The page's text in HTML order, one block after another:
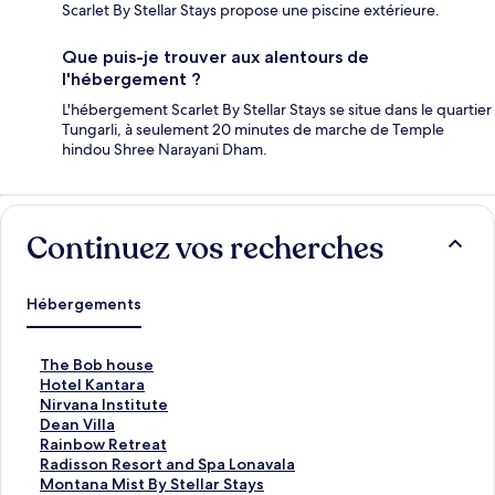
Scarlet By Stellar Stays propose une piscine extérieure.
Que puis-je trouver aux alentours de
l'hébergement ?
L'hébergement Scarlet By Stellar Stays se situe dans le quartier
Tungarli, à seulement 20 minutes de marche de Temple
hindou Shree Narayani Dham.
Continuez vos recherches
Hébergements
The Bob house
L
i
e
n
o
u
v
Hotel Kantara
L
i
e
n
o
u
Nirvana Institute
L
i
e
n
o
Dean Villa
L
i
e
n
Rainbow Retreat
L
i
e
Radisson Resort and Spa Lonavala
L
iMontana Mist By Stellar Stays
L